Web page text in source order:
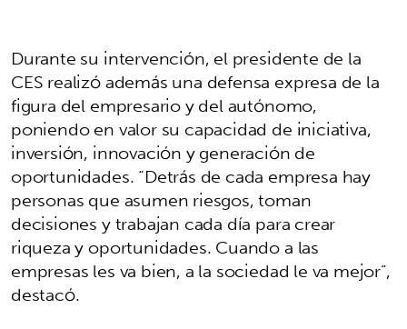
Durante su intervención, el presidente de la
CES realizó además una defensa expresa de la
figura del empresario y del autónomo,
poniendo en valor su capacidad de iniciativa,
inversión, innovación y generación de
oportunidades. “Detrás de cada empresa hay
personas que asumen riesgos, toman
decisiones y trabajan cada día para crear
riqueza y oportunidades. Cuando a las
empresas les va bien, a la sociedad le va mejor”,
destacó.